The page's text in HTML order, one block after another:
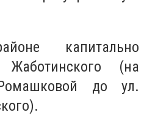
капитально
(на
до ул.